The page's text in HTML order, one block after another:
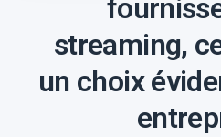
streaming,
un choix